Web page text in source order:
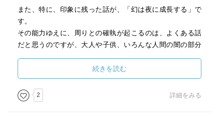
また、特に、印象に残った話が、「幻は夜に成長する」で
す。
その能力ゆえに、周りとの確執が起こるのは、よくある話
だと思うのですが、大人や子供、いろんな人間の闇の部分
があり、主人公自身も最後には・・結末がいちばん怖かっ
たのですが、主人公自身に、嫌なイメージは湧かず、むし
ろ、恐れられている能力が描く美意識にすごく牽かれた
し、最後に至るまでの、何とも言えない孤独感がすごく切
続きを読む
2 詳細をみる